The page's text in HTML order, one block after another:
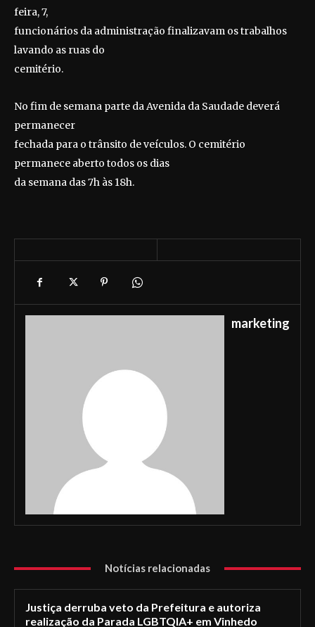
feira, 7,
funcionários da administração finalizavam os trabalhos
lavando as ruas do
cemitério.
No fim de semana parte da Avenida da Saudade deverá
permanecer
fechada para o trânsito de veículos. O cemitério
permanece aberto todos os dias
da semana das7h às 18h.
marketing
Notícias relacionadas
Justiça derruba veto da Prefeitura e autoriza
realização da Parada LGBTQIA+ em Vinhedo